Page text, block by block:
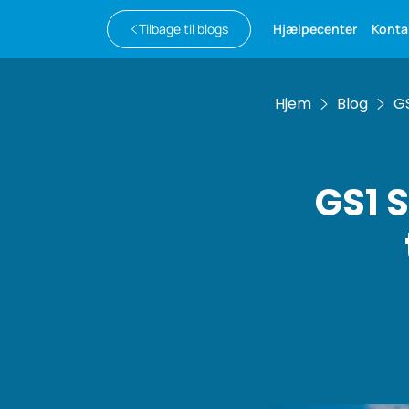
Tilbage til blogs Hjælpecenter
Hjem Blog
GS1